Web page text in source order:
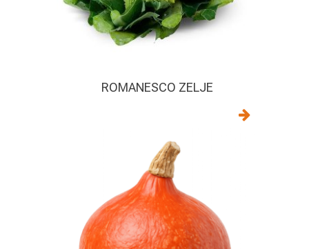
ROMANESCO ZELJE